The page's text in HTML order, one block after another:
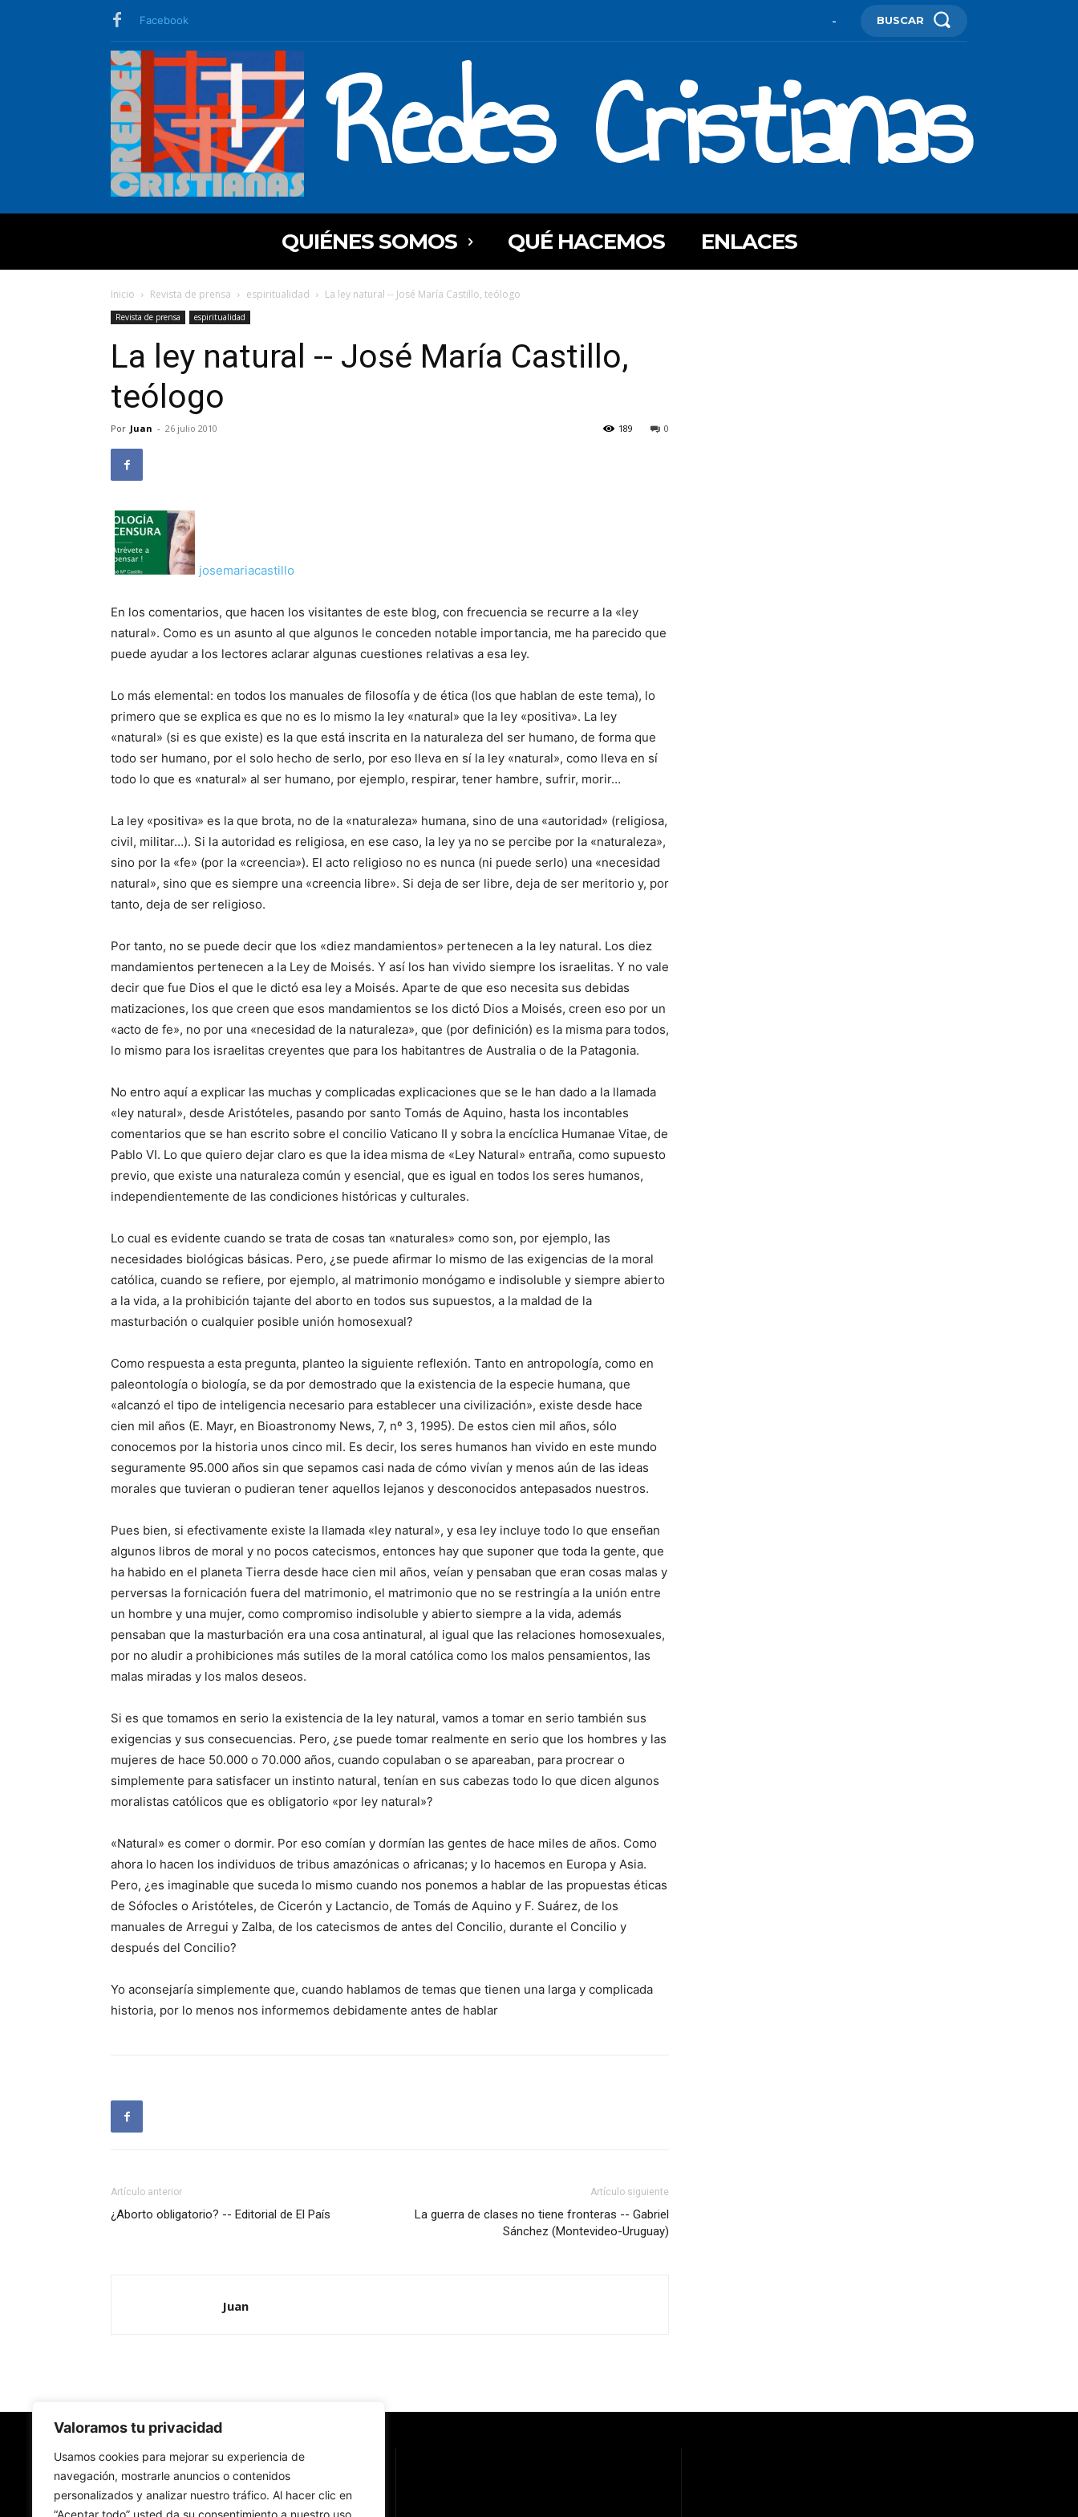
Valoramos tu privacidad
Usamos cookies para mejorar su experiencia de
navegación, mostrarle anuncios o contenidos
personalizados y analizar nuestro tráfico. Al hacer clic en
“Aceptar todo” usted da su consentimiento a nuestro uso
Facebook - BUSCAR
Redes Cristianas
QUIÉNES SOMOS QUÉ HACEMOS ENLACES
Inicio Revista de prensa espiritualidad La ley natural -- José María Castillo, teólogo
Revista de prensa espiritualidad
La ley natural -- José María Castillo,
teólogo
Por Juan - 26 julio 2010 0
189
josemariacastillo
En los comentarios, que hacen los visitantes de este blog, con frecuencia se recurre a la «ley
natural». Como es un asunto al que algunos le conceden notable importancia, me ha parecido que
puede ayudar a los lectores aclarar algunas cuestiones relativas a esa ley.
Lo más elemental: en todos los manuales de filosofía y de ética (los que hablan de este tema), lo
primero que se explica es que no es lo mismo la ley «natural» que la ley «positiva». La ley
«natural» (si es que existe) es la que está inscrita en la naturaleza del ser humano, de forma que
todo ser humano, por el solo hecho de serlo, por eso lleva en sí la ley «natural», como lleva en sí
todo lo que es «natural» al ser humano, por ejemplo, respirar, tener hambre, sufrir, morir…
La ley «positiva» es la que brota, no de la «naturaleza» humana, sino de una «autoridad» (religiosa,
civil, militar…). Si la autoridad es religiosa, en ese caso, la ley ya no se percibe por la «naturaleza»,
sino por la «fe» (por la «creencia»). El acto religioso no es nunca (ni puede serlo) una «necesidad
natural», sino que es siempre una «creencia libre». Si deja de ser libre, deja de ser meritorio y, por
tanto, deja de ser religioso.
Por tanto, no se puede decir que los «diez mandamientos» pertenecen a la ley natural. Los diez
mandamientos pertenecen a la Ley de Moisés. Y así los han vivido siempre los israelitas. Y no vale
decir que fue Dios el que le dictó esa ley a Moisés. Aparte de que eso necesita sus debidas
matizaciones, los que creen que esos mandamientos se los dictó Dios a Moisés, creen eso por un
«acto de fe», no por una «necesidad de la naturaleza», que (por definición) es la misma para todos,
lo mismo para los israelitas creyentes que para los habitantres de Australia o de la Patagonia.
No entro aquí a explicar las muchas y complicadas explicaciones que se le han dado a la llamada
«ley natural», desde Aristóteles, pasando por santo Tomás de Aquino, hasta los incontables
comentarios que se han escrito sobre el concilio Vaticano II y sobra la encíclica Humanae Vitae, de
Pablo VI. Lo que quiero dejar claro es que la idea misma de «Ley Natural» entraña, como supuesto
previo, que existe una naturaleza común y esencial, que es igual en todos los seres humanos,
independientemente de las condiciones históricas y culturales.
Lo cual es evidente cuando se trata de cosas tan «naturales» como son, por ejemplo, las
necesidades biológicas básicas. Pero, ¿se puede afirmar lo mismo de las exigencias de la moral
católica, cuando se refiere, por ejemplo, al matrimonio monógamo e indisoluble y siempre abierto
a la vida, a la prohibición tajante del aborto en todos sus supuestos, a la maldad de la
masturbación o cualquier posible unión homosexual?
Como respuesta a esta pregunta, planteo la siguiente reflexión. Tanto en antropología, como en
paleontología o biología, se da por demostrado que la existencia de la especie humana, que
«alcanzó el tipo de inteligencia necesario para establecer una civilización», existe desde hace
cien mil años (E. Mayr, en Bioastronomy News, 7, nº 3, 1995). De estos cien mil años, sólo
conocemos por la historia unos cinco mil. Es decir, los seres humanos han vivido en este mundo
seguramente 95.000 años sin que sepamos casi nada de cómo vivían y menos aún de las ideas
morales que tuvieran o pudieran tener aquellos lejanos y desconocidos antepasados nuestros.
Pues bien, si efectivamente existe la llamada «ley natural», y esa ley incluye todo lo que enseñan
algunos libros de moral y no pocos catecismos, entonces hay que suponer que toda la gente, que
ha habido en el planeta Tierra desde hace cien mil años, veían y pensaban que eran cosas malas y
perversas la fornicación fuera del matrimonio, el matrimonio que no se restringía a la unión entre
un hombre y una mujer, como compromiso indisoluble y abierto siempre a la vida, además
pensaban que la masturbación era una cosa antinatural, al igual que las relaciones homosexuales,
por no aludir a prohibiciones más sutiles de la moral católica como los malos pensamientos, las
malas miradas y los malos deseos.
Si es que tomamos en serio la existencia de la ley natural, vamos a tomar en serio también sus
exigencias y sus consecuencias. Pero, ¿se puede tomar realmente en serio que los hombres y las
mujeres de hace 50.000 o 70.000 años, cuando copulaban o se apareaban, para procrear o
simplemente para satisfacer un instinto natural, tenían en sus cabezas todo lo que dicen algunos
moralistas católicos que es obligatorio «por ley natural»?
«Natural» es comer o dormir. Por eso comían y dormían las gentes de hace miles de años. Como
ahora lo hacen los individuos de tribus amazónicas o africanas; y lo hacemos en Europa y Asia.
Pero, ¿es imaginable que suceda lo mismo cuando nos ponemos a hablar de las propuestas éticas
de Sófocles o Aristóteles, de Cicerón y Lactancio, de Tomás de Aquino y F. Suárez, de los
manuales de Arregui y Zalba, de los catecismos de antes del Concilio, durante el Concilio y
después del Concilio?
Yo aconsejaría simplemente que, cuando hablamos de temas que tienen una larga y complicada
historia, por lo menos nos informemos debidamente antes de hablar
Artículo anterior
¿Aborto obligatorio? -- Editorial de El País
Artículo siguiente
La guerra de clases no tiene fronteras -- Gabriel
Sánchez (Montevideo-Uruguay)
Juan
Redes Cristianas
Una mirada alternativa sobre la Iglesia católica y la